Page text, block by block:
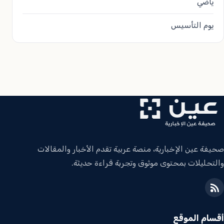
ياضي
يوم التأسيس
صحيفة عين الإخبارية، منصة عربية تقدم الأخبار والمقالات
والتحليلات بمحتوى موثوق وتجربة قراءة حديثة.
أقسام الموقع